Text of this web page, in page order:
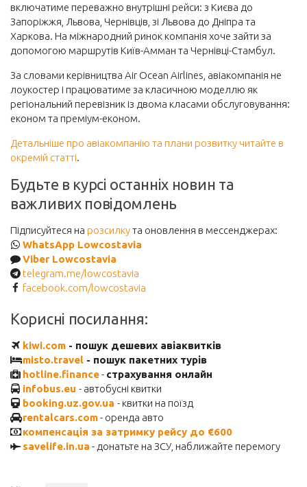
включатиме переважно внутрішні рейси: з Києва до
Запоріжжя, Львова, Чернівців, зі Львова до Дніпра та
Харкова. На міжнародний ринок компанія хоче зайти за
допомогою маршрутів Київ-Амман та Чернівці-Стамбул.
За словами керівництва Air Ocean Airlines, авіакомпанія не
лоукостер і працюватиме за класичною моделлю як
регіональний перевізник із двома класами обслуговування:
економ та преміум-економ.
Детальніше про авіакомпанію та плани розвитку читайте в
окремій статті.
Будьте в курсі останніх новин та
важливих повідомлень
Підписуйтеся на розсилкута оновлення в мессенджерах:
WhatsApp Lowcostavia
Viber Lowcostavia
telegram.me/lowcostavia
facebook.com/lowcostavia
Корисні посилання:
kiwi.com - пошук дешевих авіаквитків
misto.travel - пошук пакетних турів
hotline.finance- страхування онлайн
infobus.eu - автобусні квитки
booking.uz.gov.ua - квитки на поїзд
rentalcars.com- оренда авто
компенсація за затримку рейсу до €600
savelife.in.ua - донатьте на ЗСУ, наближайте перемогу